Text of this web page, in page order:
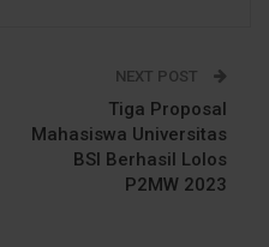
NEXT POST
Tiga Proposal
Mahasiswa Universitas
BSI Berhasil Lolos
P2MW 2023